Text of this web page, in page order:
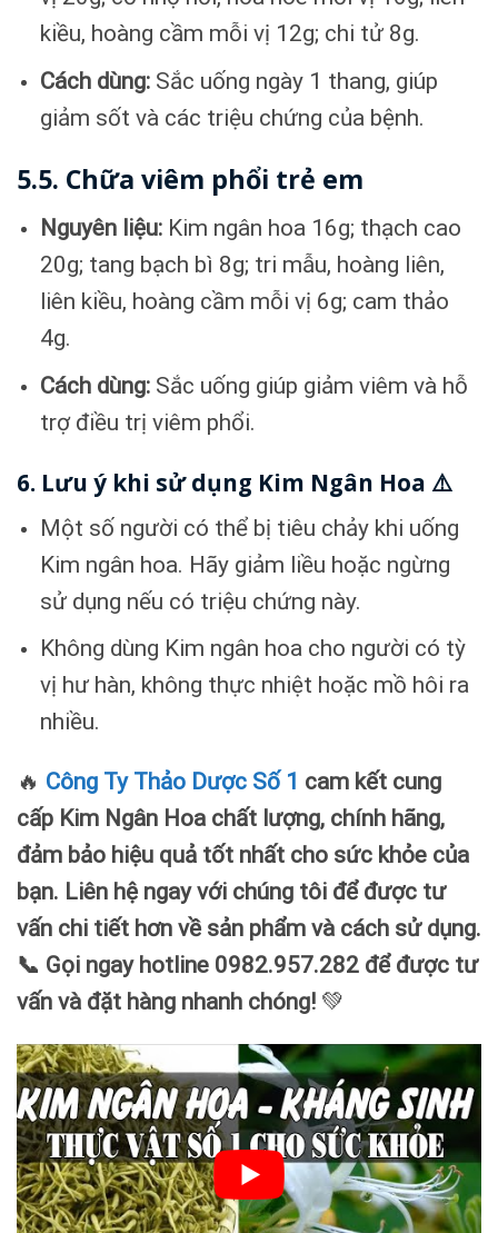
kiều, hoàng cầm mỗi vị 12g; chi tử 8g.
Cách dùng:Sắc uống ngày 1 thang, giúp
giảm sốt và các triệu chứng của bệnh.
5.5. Chữa viêm phổi trẻ em
Nguyên liệu:Kim ngân hoa 16g; thạch cao
20g; tang bạch bì 8g; tri mẫu, hoàng liên,
liên kiều, hoàng cầm mỗi vị 6g; cam thảo
4g.
Cách dùng:Sắc uống giúp giảm viêm và hỗ
trợ điều trị viêm phổi.
6. Lưu ý khi sử dụng Kim Ngân Hoa ⚠️
Một số người có thể bị tiêu chảy khi uống
Kim ngân hoa. Hãy giảm liều hoặc ngừng
sử dụng nếu có triệu chứng này.
Không dùng Kim ngân hoa cho người có tỳ
vị hư hàn, không thực nhiệt hoặc mồ hôi ra
nhiều.
🔥 Công Ty Thảo Dược Số 1 cam kết cung
cấp Kim Ngân Hoa chất lượng, chính hãng,
đảm bảo hiệu quả tốt nhất cho sức khỏe của
bạn. Liên hệ ngay với chúng tôi để được tư
vấn chi tiết hơn về sản phẩm và cách sử dụng.
📞 Gọi ngay hotline 0982.957.282 để được tư
vấn và đặt hàng nhanh chóng! 💚